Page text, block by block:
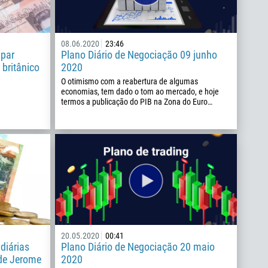
britânico
08.06.2020 23:46
Plano Diário de Negociação 09 junho
2020
O otimismo com a reabertura de algumas
economias, tem dado o tom ao mercado, e hoje
termos a publicação do PIB na Zona do Euro…
Jerome
20.05.2020 00:41
Plano Diário de Negociação 20 maio
2020